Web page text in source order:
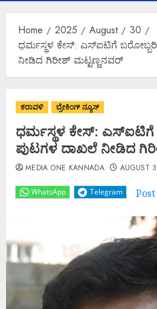
Home 2025 August
30
ಧರ್ಮಸ್ಥಳ ಕೇಸ್: ಎಸ್‌ಐಟಿಗೆ
ನೀಡಿದ ಗಿರೀಶ್ ಮಟ್ಟಣ್ಣನವರ್
ಕರಾವಳಿ ಬ್ರೇಕಿಂಗ್ ನ್ಯೂಸ್
ಧರ್ಮಸ್ಥಳ ಕೇಸ್: ಎಸ್‌ಐಟಿಗೆ
ಪುಟಗಳ ದಾಖಲೆ ನೀಡಿದ
WhatsApp Telegram Post
MEDIA ONE KANNADA AUGUST